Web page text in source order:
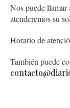
Nos puede llamar
atenderemos su
Horario de
También puede